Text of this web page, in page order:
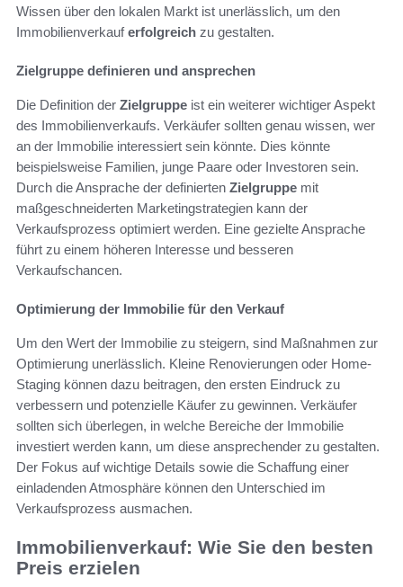
Wissen über den lokalen Markt ist unerlässlich, um den
Immobilienverkauferfolgreich zu gestalten.
Zielgruppe definieren und ansprechen
Die Definition der Zielgruppe ist ein weiterer wichtiger Aspekt
des Immobilienverkaufs. Verkäufer sollten genau wissen, wer
an der Immobilie interessiert sein könnte. Dies könnte
beispielsweise Familien, junge Paare oder Investoren sein.
Durch die Ansprache der definierten Zielgruppe mit
maßgeschneiderten Marketingstrategien kann der
Verkaufsprozess optimiert werden. Eine gezielte Ansprache
führt zu einem höheren Interesse und besseren
Verkaufschancen.
Optimierung der Immobilie für den Verkauf
Um den Wert der Immobilie zu steigern, sind Maßnahmen zur
Optimierung unerlässlich. Kleine Renovierungen oder Home-
Staging können dazu beitragen, den ersten Eindruck zu
verbessern und potenzielle Käufer zu gewinnen. Verkäufer
sollten sich überlegen, in welche Bereiche der Immobilie
investiert werden kann, um diese ansprechender zu gestalten.
Der Fokus auf wichtige Details sowie die Schaffung einer
einladenden Atmosphäre können den Unterschied im
Verkaufsprozess ausmachen.
Immobilienverkauf: Wie Sie den besten
Preis erzielen